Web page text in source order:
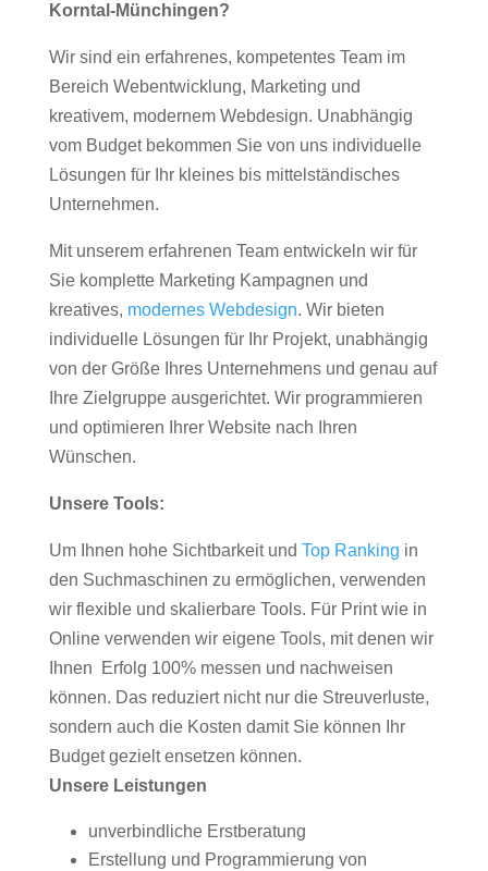
Korntal-Münchingen?
Wir sind ein erfahrenes, kompetentes Team im
Bereich Webentwicklung, Marketing und
kreativem, modernem Webdesign. Unabhängig
vom Budget bekommen Sie von uns individuelle
Lösungen für Ihr kleines bis mittelständisches
Unternehmen.
Mit unserem erfahrenen Team entwickeln wir für
Sie komplette Marketing Kampagnen und
kreatives, modernes Webdesign. Wir bieten
individuelle Lösungen für Ihr Projekt, unabhängig
von der Größe Ihres Unternehmens und genau auf
Ihre Zielgruppe ausgerichtet. Wir programmieren
und optimieren Ihrer Website nach Ihren
Wünschen.
Unsere Tools:
Um Ihnen hohe Sichtbarkeit und Top Ranking in
den Suchmaschinen zu ermöglichen, verwenden
wir flexible und skalierbare Tools. Für Print wie in
Online verwenden wir eigene Tools, mit denen wir
Ihnen Erfolg 100% messen und nachweisen
können. Das reduziert nicht nur die Streuverluste,
sondern auch die Kosten damit Sie können Ihr
Budget gezielt ensetzen können.
Unsere Leistungen
unverbindliche Erstberatung
Erstellung und Programmierung von